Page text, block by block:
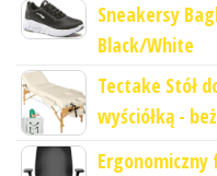
Sneakersy
Black/White
Tectake Stół
wyściółką -
Ergonomiczny